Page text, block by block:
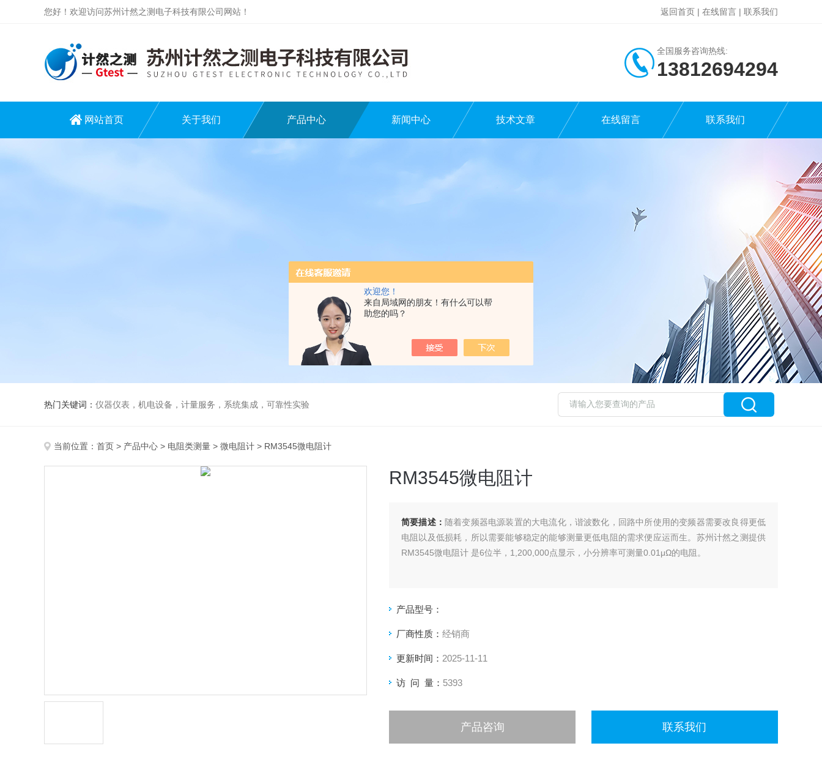
欢迎您！
来自局域网的朋友！有什么可以帮
助您的吗？
您好！欢迎访问苏州计然之测电子科技有限公司网站！ 返回首页 | 在线留言 | 联系我们
全国服务咨询热线:
13812694294
网站首页 关于我们 产品中心 新闻中心 技术文章 在线留言 联系我们
热门关键词： 仪器仪表，机电设备，计量服务，系统集成，可靠性实验
当前位置： 首页 > 产品中心 > 电阻类测量 > 微电阻计 > RM3545微电阻计
RM3545微电阻计
简要描述： 随着变频器电源装置的大电流化，谐波数化，回路中所使用的变频器需要改良得更低
电阻以及低损耗，所以需要能够稳定的能够测量更低电阻的需求便应运而生。苏州计然之测提供
RM3545微电阻计 是6位半，1,200,000点显示，小分辨率可测量0.01μΩ的电阻。
产品型号：
厂商性质： 经销商
更新时间： 2025-11-11
访 问 量： 5393
产品咨询 联系我们